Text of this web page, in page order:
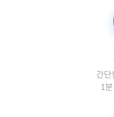
간단
1